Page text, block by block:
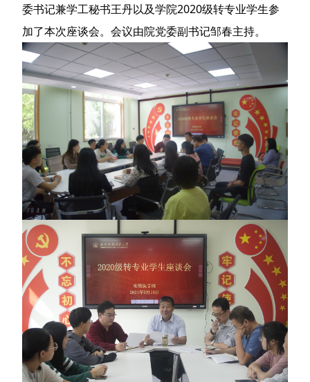
委书记兼学工秘书王丹以及学院2020级转专业学生参
加了本次座谈会。会议由院党委副书记邹春主持。